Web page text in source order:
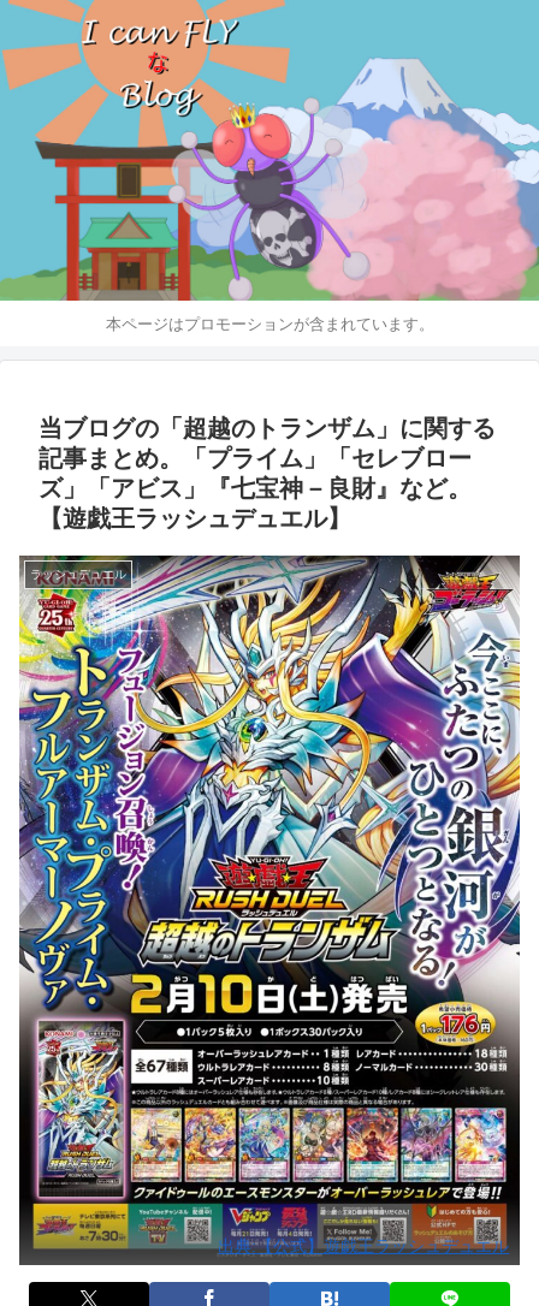
本ページはプロモーションが含まれています。
当ブログの「超越のトランザム」に関する
記事まとめ。「プライム」「セレブロー
ズ」「アビス」『七宝神－良財』など。
【遊戯王ラッシュデュエル】
ラッシュデュエル
出典:【公式】遊戯王ラッシュデュエル